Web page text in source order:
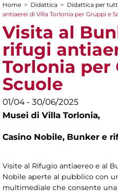
Tu sei qui
Home > Didattica > Didattica per
antiaerei di Villa Torlonia per Gruppi e
Visita al
rifugi
Torlonia per
Scuole
01/04 - 30/06/2025
Musei di Villa Torlonia,
Casino Nobile, Bunker e
Visite al Rifugio antiaereo e al
Nobile aperte al pubblico con
multimediale che consente